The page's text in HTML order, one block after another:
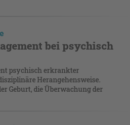
bei psychisch
psychisch erkrankter
Herangehensweise.
Geburt, die Überwachung der